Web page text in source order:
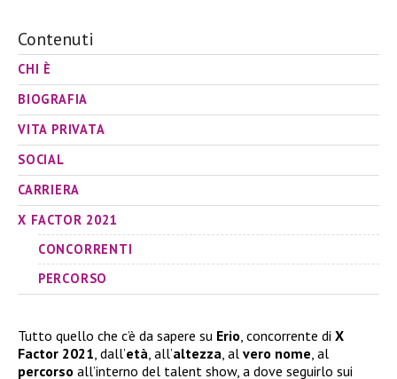
Contenuti
CHI È
BIOGRAFIA
VITA PRIVATA
SOCIAL
CARRIERA
X FACTOR 2021
CONCORRENTI
PERCORSO
Tutto quello che c’è da sapere su Erio, concorrente di X
Factor 2021, dall’età, all’altezza, al vero nome, al
percorso all’interno del talent show, a dove seguirlo sui